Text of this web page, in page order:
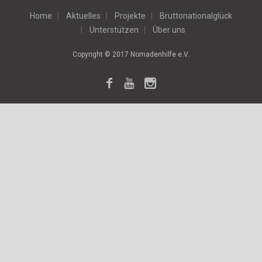
Home Aktuelles Projekte
Bruttonationalglück
Unterstützen
Über uns
Copyright © 2017 Nomadenhilfe e.V.